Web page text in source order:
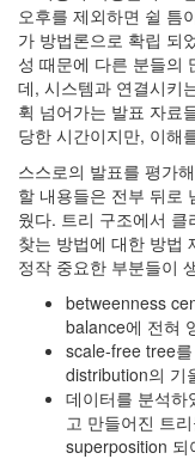
오후를 제외하면 쉴 틈
가 방법론으로 확립 되
성 때문에 다른 분들의
데, 시스템과 연결시키
휙 넘어가는 발표 자료
당한 시간이지만, 이해
스스로의 발표를 평가
할 내용들은 전부 뒤로
웠다. 트리 구조에서
찾는 방법에 대한 방법
정작 중요한 부분들이
betweenness
balance에 전혀
scale-free tree
distribution의 기
데이터를 분석하
고 만들어진 트
superposition 되
덕
질
의
끝
[영
화]
인
사
이
드
아
웃
LG